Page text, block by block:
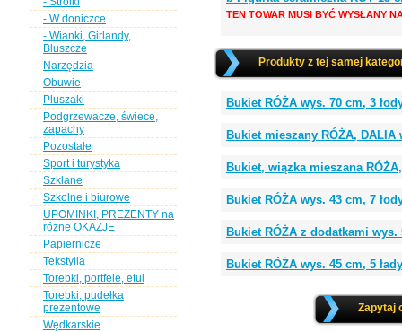
- W doniczce
- Wianki, Girlandy,
Bluszcze
Narzędzia
Obuwie
Pluszaki
Podgrzewacze, świece,
zapachy
Pozostałe
Sport i turystyka
Szklane
Szkolne i biurowe
UPOMINKI, PREZENTY na
różne OKAZJE
Papiernicze
Tekstylia
Torebki, portfele, etui
Torebki, pudełka
prezentowe
Wędkarskie
TEN TOWAR MUSI BYĆ WYSŁANY
Produkty z tej samej
Bukiet RÓŻA wys. 70 cm, 3
Bukiet mieszany RÓŻA, DALIA
Bukiet, wiązka mieszana
Bukiet RÓŻA wys. 43 cm, 7
Bukiet RÓŻA z dodatkami
Bukiet RÓŻA wys. 45 cm, 5
Zapytaj